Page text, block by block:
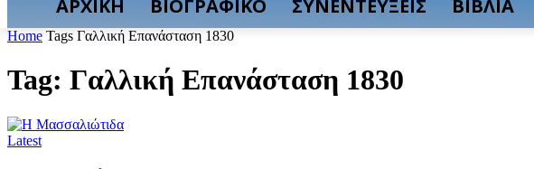
ΑΡΧΙΚΗ ΒΙΟΓΡΑΦΙΚΟ ΣΥΝΕΝΤΕΥΞΕΙΣ ΒΙΒΛΙΑ
Home Tags Γαλλική Επανάσταση 1830
Tag: Γαλλική Επανάσταση 1830
Latest